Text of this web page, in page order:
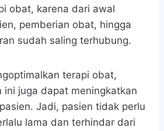
obat, karena dari awal
pemberian obat, hingga
sudah saling terhubung.
terapi obat,
ini juga dapat meningkatkan
Jadi, pasien tidak perlu
lama dan terhindar dari